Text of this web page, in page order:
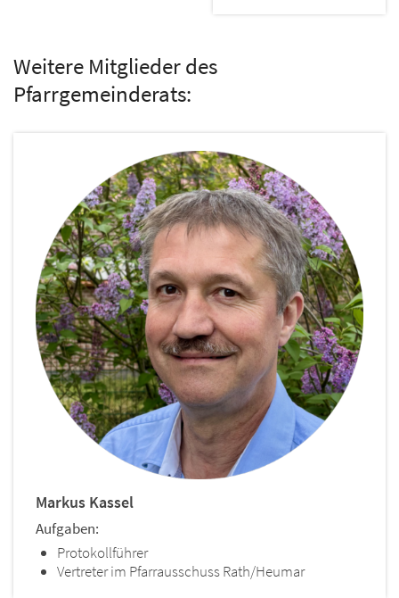
Weitere Mitglieder des
Pfarrgemeinderats:
Markus Kassel
Aufgaben:
Protokollführer
Vertreter im Pfarrausschuss Rath/Heumar